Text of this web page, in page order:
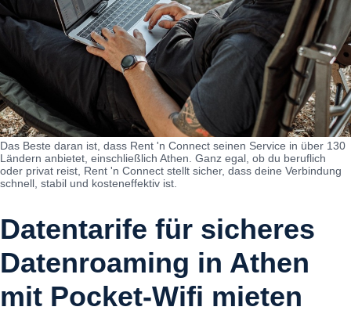
Das Beste daran ist, dass Rent 'n Connect seinen Service in über 130
Ländern anbietet, einschließlich Athen. Ganz egal, ob du beruflich
oder privat reist, Rent 'n Connect stellt sicher, dass deine Verbindung
schnell, stabil und kosteneffektiv ist.
Datentarife für sicheres
Datenroaming in Athen
mit Pocket-Wifi mieten